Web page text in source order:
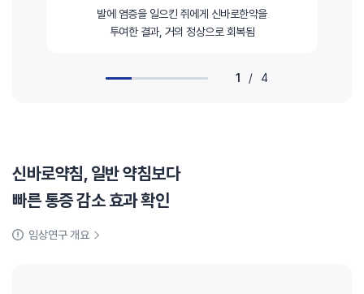
발에 염증을 일으킨 쥐에게 신바로한약을
투여한 결과, 거의 정상으로 회복됨
1 / 4
신바로약침, 일반 약침보다
빠른 통증 감소 효과 확인
임상연구 개요